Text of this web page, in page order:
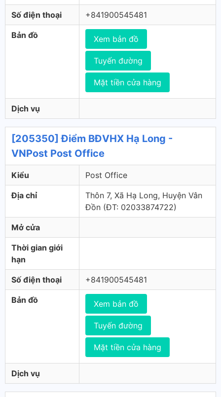
Số điện thoại +841900545481
Bản đồ Xem bản đồ
Tuyến đường
Mặt tiền cửa hàng
Dịch vụ
[205350] Điểm BĐVHX Hạ Long -
VNPost Post Office
Kiểu Post Office
Địa chỉ
Thôn 7, Xã Hạ Long, Huyện Vân
Đồn (ÐT: 02033874722)
Mở cửa
Thời gian giới
hạn
Số điện thoại +841900545481
Bản đồ Xem bản đồ
Tuyến đường
Mặt tiền cửa hàng
Dịch vụ